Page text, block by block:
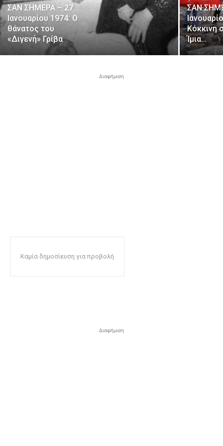
ΣΑΝ ΣΗΜΕΡΑ – 27
Ιανουαρίου 1974: Ο
θάνατος του
«Διγενή» Γρίβα
ΣΑΝ
Κόκκινη
Ίμια…
Διαφήμιση
Καμία δημοσίευση για προβολή
Διαφήμιση